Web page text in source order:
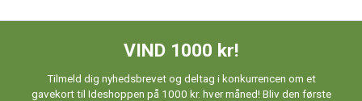
VIND 1000 kr!
Tilmeld dig nyhedsbrevet og deltag i konkurrencen om et
gavekort til Ideshoppen på 1000 kr. hver måned! Bliv den første